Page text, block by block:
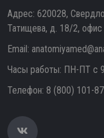
Адрес: 620028,
Татищева, д. 18/2,
Email:
Часы работы: ПН-ПТ с
Телефон: 8 (800) 101-